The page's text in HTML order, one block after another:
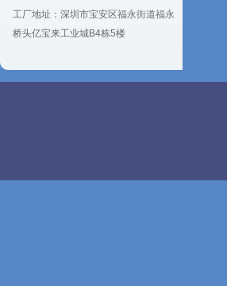
工厂地址：深圳市宝安区福永街道福永
桥头亿宝来工业城B4栋5楼